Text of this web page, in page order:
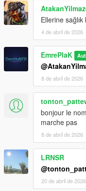
Ellerine
4 de abril de 2026
EmrePlaK
8 de abril de 2026
bonjour le
marche pas
8 de abril de 2026
LRNSR
20 de abril de 2026